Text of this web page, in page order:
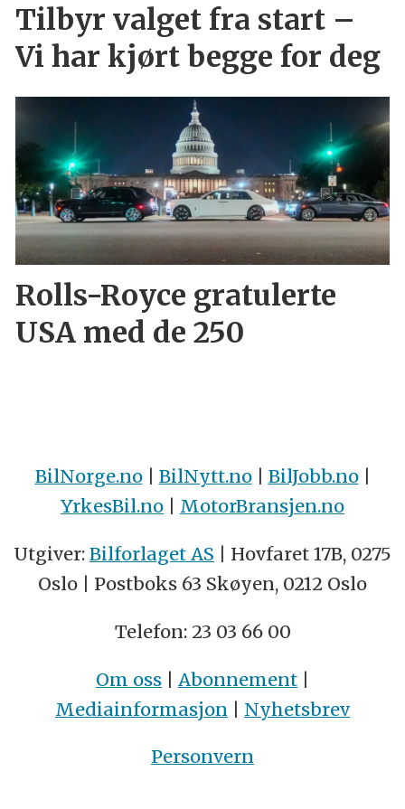
Tilbyr valget fra start –
Vi har kjørt begge for deg
Rolls-Royce gratulerte
USA med de 250
BilNorge.no| BilNytt.no| BilJobb.no|
YrkesBil.no | MotorBransjen.no
Utgiver: Bilforlaget AS | Hovfaret 17B, 0275
Oslo | Postboks 63 Skøyen, 0212 Oslo
Telefon: 23 03 66 00
Om oss | Abonnement |
Mediainformasjon | Nyhetsbrev
Personvern